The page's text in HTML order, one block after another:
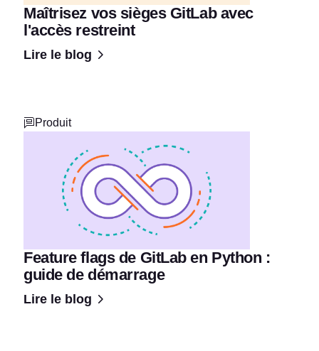
Maîtrisez vos sièges GitLab avec
l'accès restreint
Lire le blog
Produit
Feature flags de GitLab en Python :
guide de démarrage
Lire le blog